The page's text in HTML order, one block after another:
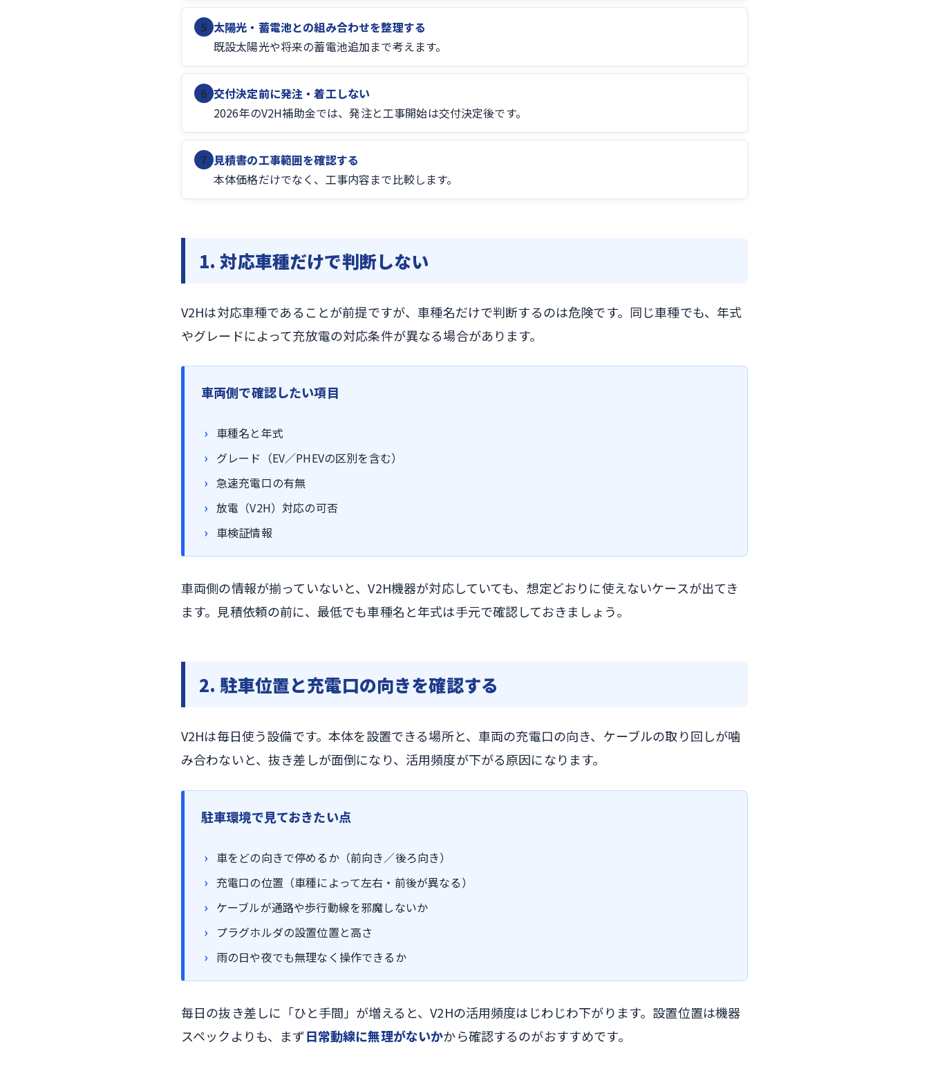
5 太陽光・蓄電池との組み合わせを整理する
既設太陽光や将来の蓄電池追加まで考えます。
6 交付決定前に発注・着工しない
2026年のV2H補助金では、発注と工事開始は交付決定後です。
7 見積書の工事範囲を確認する
本体価格だけでなく、工事内容まで比較します。
1. 対応車種だけで判断しない
V2Hは対応車種であることが前提ですが、車種名だけで判断するのは危険です。同じ車種でも、年式
やグレードによって充放電の対応条件が異なる場合があります。
車両側で確認したい項目
車種名と年式
グレード（EV／PHEVの区別を含む）
急速充電口の有無
放電（V2H）対応の可否
車検証情報
車両側の情報が揃っていないと、V2H機器が対応していても、想定どおりに使えないケースが出てき
ます。見積依頼の前に、最低でも車種名と年式は手元で確認しておきましょう。
2. 駐車位置と充電口の向きを確認する
V2Hは毎日使う設備です。本体を設置できる場所と、車両の充電口の向き、ケーブルの取り回しが噛
み合わないと、抜き差しが面倒になり、活用頻度が下がる原因になります。
駐車環境で見ておきたい点
車をどの向きで停めるか（前向き／後ろ向き）
充電口の位置（車種によって左右・前後が異なる）
ケーブルが通路や歩行動線を邪魔しないか
プラグホルダの設置位置と高さ
雨の日や夜でも無理なく操作できるか
毎日の抜き差しに「ひと手間」が増えると、V2Hの活用頻度はじわじわ下がります。設置位置は機器
スペックよりも、まず日常動線に無理がないかから確認するのがおすすめです。